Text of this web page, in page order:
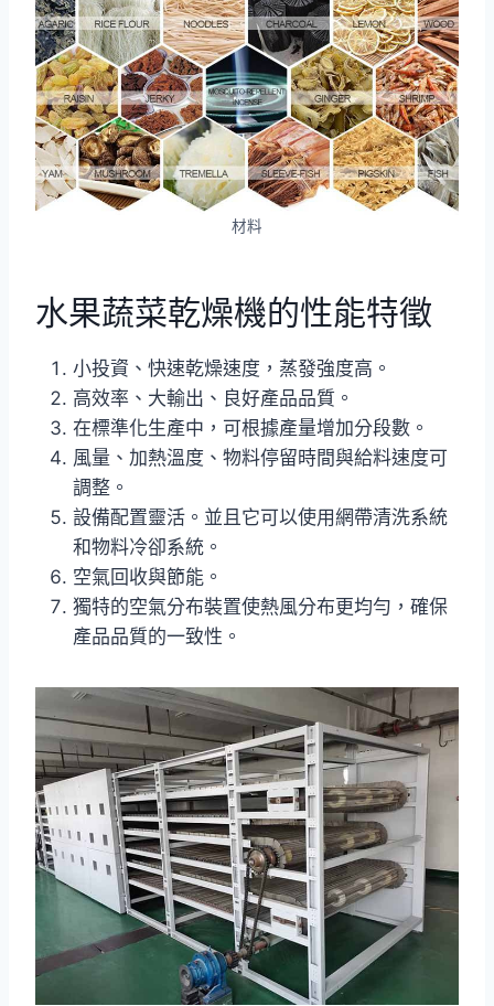
材料
水果蔬菜乾燥機的性能特徵
小投資、快速乾燥速度，蒸發強度高。
高效率、大輸出、良好產品品質。
在標準化生產中，可根據產量增加分段數。
風量、加熱溫度、物料停留時間與給料速度可
調整。
設備配置靈活。並且它可以使用網帶清洗系統
和物料冷卻系統。
空氣回收與節能。
獨特的空氣分布裝置使熱風分布更均勻，確保
產品品質的一致性。